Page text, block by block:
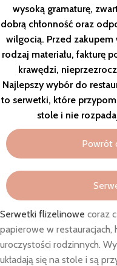
wysoką gramaturę,
dobrą chłonność oraz
wilgocią. Przed zakupem
rodzaj materiału, fakturę
krawędzi,
Najlepszy wybór do
to serwetki, które
stole i nie
Powrót
Serwetki flizelinowe coraz
papierowe w restauracjach,
uroczystości rodzinnych.
układają się na stole i są